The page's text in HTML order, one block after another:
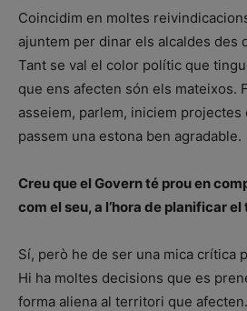
Coincidim en moltes
ajuntem per dinar els alcaldes des
Tant se val el color polític que
que ens afecten són els mateixos.
asseiem, parlem, iniciem projectes
passem una estona ben agradable.
Creu que el Govern té prou en
com el seu, a l’hora de planificar
Sí, però he de ser una mica crítica
Hi ha moltes decisions que es
forma aliena al territori que